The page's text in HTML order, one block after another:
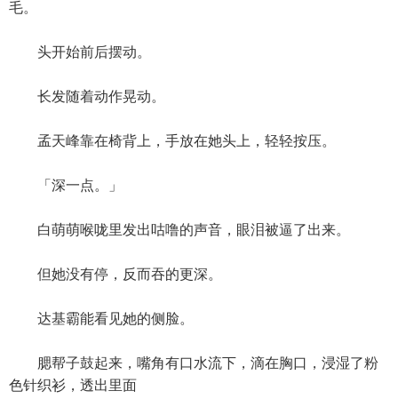
毛。
头开始前后摆动。
长发随着动作晃动。
孟天峰靠在椅背上，手放在她头上，轻轻按压。
「深一点。」
白萌萌喉咙里发出咕噜的声音，眼泪被逼了出来。
但她没有停，反而吞的更深。
达基霸能看见她的侧脸。
腮帮子鼓起来，嘴角有口水流下，滴在胸口，浸湿了粉
色针织衫，透出里面